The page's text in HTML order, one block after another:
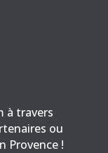
à travers
ou
Provence !